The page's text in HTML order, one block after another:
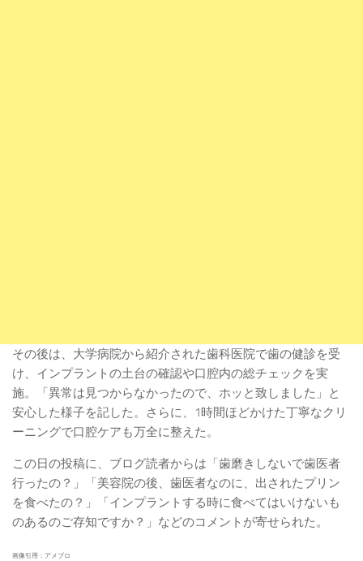
その後は、大学病院から紹介された歯科医院で歯の健診を受
け、インプラントの土台の確認や口腔内の総チェックを実
施。「異常は見つからなかったので、ホッと致しました」と
安心した様子を記した。さらに、1時間ほどかけた丁寧なクリ
ーニングで口腔ケアも万全に整えた。
この日の投稿に、ブログ読者からは「歯磨きしないで歯医者
行ったの？」「美容院の後、歯医者なのに、出されたプリン
を食べたの？」「インプラントする時に食べてはいけないも
のあるのご存知ですか？」などのコメントが寄せられた。
画像引用：アメブロ